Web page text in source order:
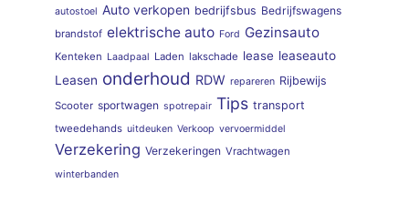
autostoel Auto verkopen bedrijfsbus Bedrijfswagens
brandstof elektrische auto Ford Gezinsauto
Kenteken Laadpaal Laden lakschade lease leaseauto
Leasen onderhoud RDW repareren Rijbewijs
Scooter sportwagen spotrepair Tips transport
tweedehands uitdeuken Verkoop vervoermiddel
Verzekering Verzekeringen Vrachtwagen
winterbanden